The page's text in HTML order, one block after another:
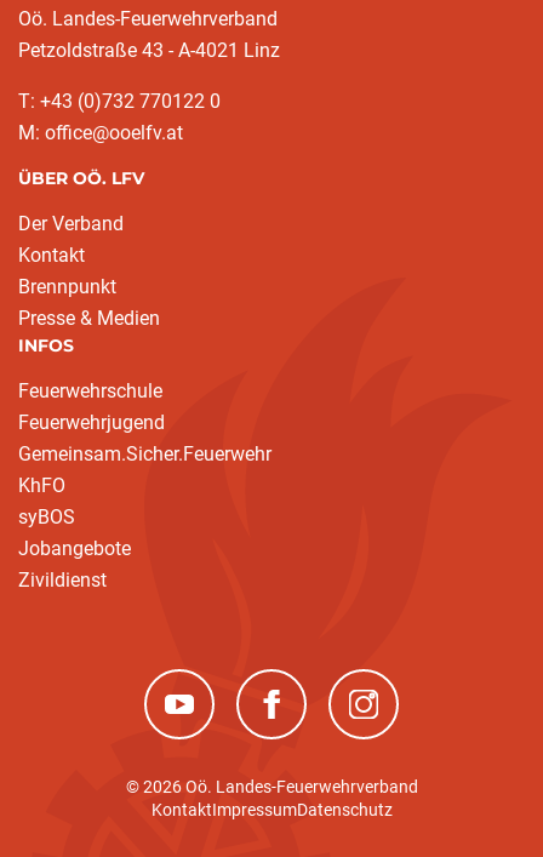
Oö. Landes-Feuerwehrverband
Petzoldstraße 43 - A-4021 Linz
T: +43 (0)732 770122 0
M: office@ooelfv.at
ÜBER OÖ. LFV
Der Verband
Kontakt
Brennpunkt
Presse & Medien
INFOS
Feuerwehrschule
Feuerwehrjugend
Gemeinsam.Sicher.Feuerwehr
KhFO
syBOS
Jobangebote
Zivildienst
(neues Fenster)(neues Fenster)(neues Fenster)
© 2026 Oö. Landes-Feuerwehrverband
KontaktImpressumDatenschutz